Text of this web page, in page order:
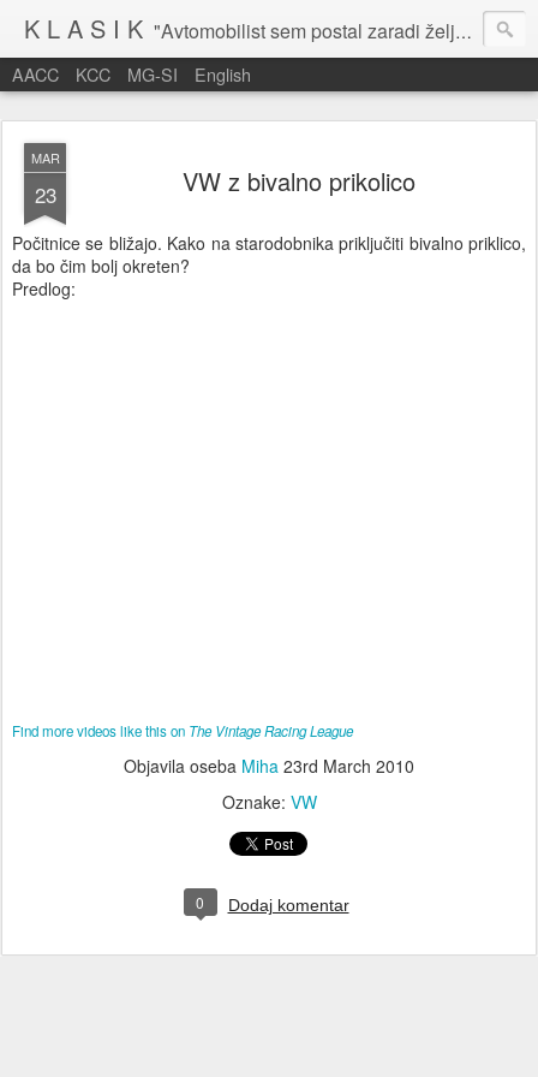
K L A S I K "Avtomobilist sem postal zaradi želje po potovanju in dejavnosti v prostem času." Baron Anton Codelli
AACC KCC MG-SI English
MAR
23 VW z bivalno prikolico
Počitnice se bližajo. Kako na starodobnika priključiti bivalno priklico,
da bo čim bolj okreten?
Predlog:
Find more videos like this on The Vintage Racing League
Objavila oseba Miha 23rd March 2010
Oznake: VW
0 Dodaj komentar